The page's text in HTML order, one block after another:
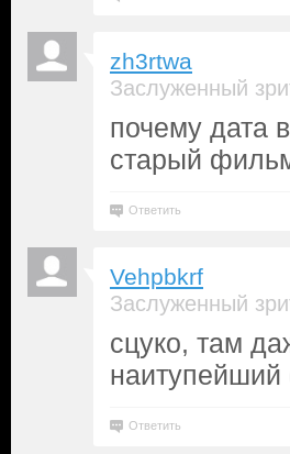
zh3rtwa
Заслуженный
почему дата
старый
Ответить
Vehpbkrf
Заслуженный
сцуко, там
Ответить